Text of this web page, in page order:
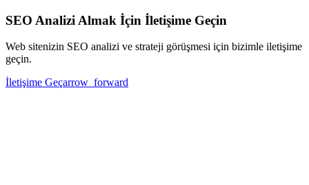
SEO Analizi Almak İçin İletişime Geçin
Web sitenizin SEO analizi ve strateji görüşmesi için bizimle iletişime
geçin.
İletişime Geçarrow_forward